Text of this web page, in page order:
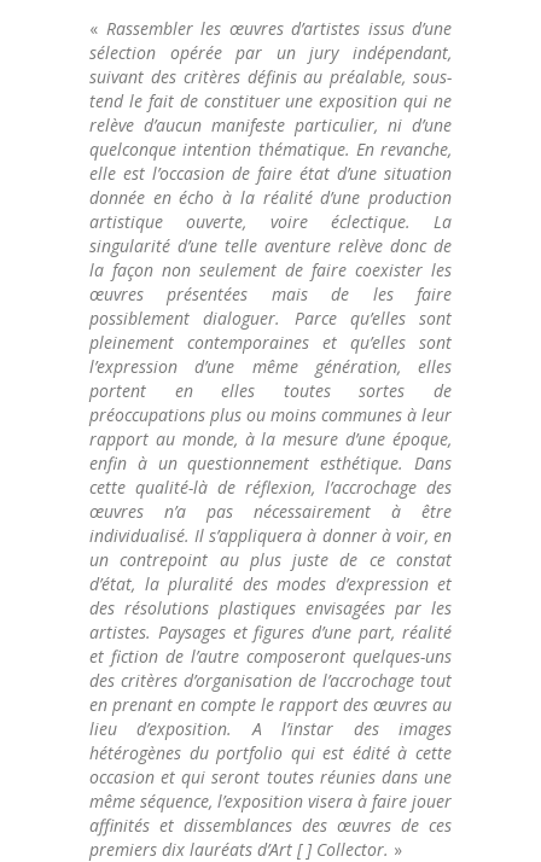
« Rassembler les œuvres d’artistes issus d’une
sélection opérée par un jury indépendant,
suivant des critères définis au préalable, sous-
tend le fait de constituer une exposition qui ne
relève d’aucun manifeste particulier, ni d’une
quelconque intention thématique. En revanche,
elle est l’occasion de faire état d’une situation
donnée en écho à la réalité d’une production
artistique ouverte, voire éclectique. La
singularité d’une telle aventure relève donc de
la façon non seulement de faire coexister les
œuvres présentées mais de les faire
possiblement dialoguer. Parce qu’elles sont
pleinement contemporaines et qu’elles sont
l’expression d’une même génération, elles
portent en elles toutes sortes de
préoccupations plus ou moins communes à leur
rapport au monde, à la mesure d’une époque,
enfin à un questionnement esthétique. Dans
cette qualité-là de réflexion, l’accrochage des
œuvres n’a pas nécessairement à être
individualisé. Il s’appliquera à donner à voir, en
un contrepoint au plus juste de ce constat
d’état, la pluralité des modes d’expression et
des résolutions plastiques envisagées par les
artistes. Paysages et figures d’une part, réalité
et fiction de l’autre composeront quelques-uns
des critères d’organisation de l’accrochage tout
en prenant en compte le rapport des œuvres au
lieu d’exposition. A l’instar des images
hétérogènes du portfolio qui est édité à cette
occasion et qui seront toutes réunies dans une
même séquence, l’exposition visera à faire jouer
affinités et dissemblances des œuvres de ces
premiers dix lauréats d’Art [ ] Collector. »